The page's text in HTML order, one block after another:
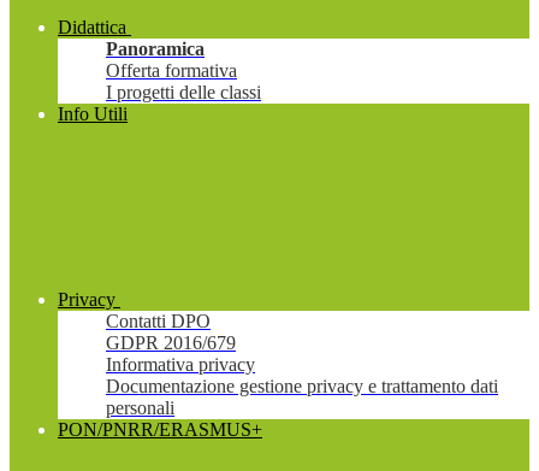
Didattica
Panoramica
Offerta formativa
I progetti delle classi
Info Utili
Privacy
Contatti DPO
GDPR 2016/679
Informativa privacy
Documentazione gestione privacy e trattamento dati
personali
PON/PNRR/ERASMUS+